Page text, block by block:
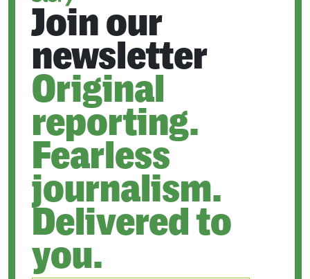
Join our
newsletter
Original
reporting.
Fearless
journalism.
Delivered to
you.